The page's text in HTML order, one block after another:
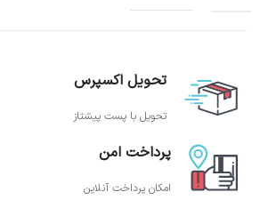
تحویل اکسپرس
تحویل با پست پیشتاز
پرداخت امن
امکان پرداخت آنلاین